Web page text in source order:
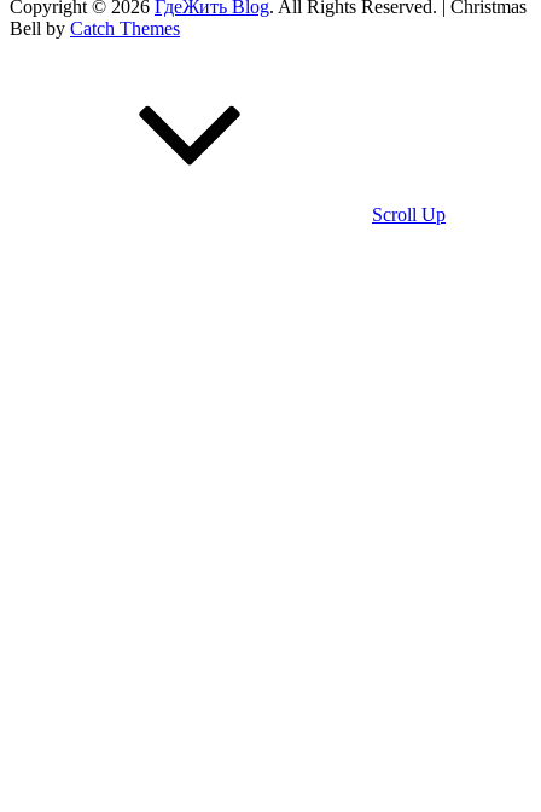
Copyright © 2026 ГдеЖить Blog. All Rights Reserved. | Christmas
Bell by Catch Themes
Scroll Up